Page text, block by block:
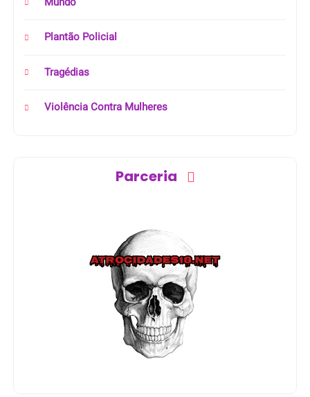
Plantão Policial
Tragédias
Violência Contra Mulheres
Parceria